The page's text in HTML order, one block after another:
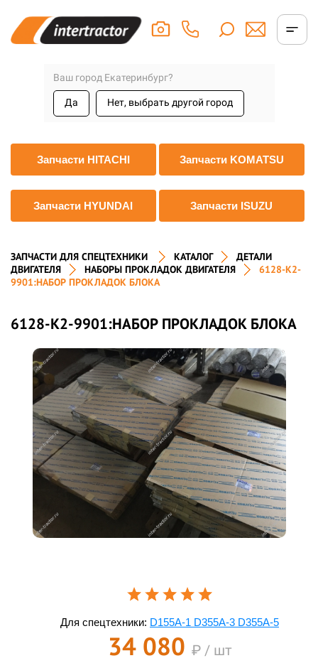
Ваш город Екатеринбург?
Да Нет, выбрать другой город
Запчасти HITACHI Запчасти KOMATSU
Запчасти HYUNDAI Запчасти ISUZU
ЗАПЧАСТИ ДЛЯ СПЕЦТЕХНИКИ КАТАЛОГ
ДЕТАЛИ
ДВИГАТЕЛЯ
НАБОРЫ ПРОКЛАДОК ДВИГАТЕЛЯ
6128-K2-
9901:НАБОР ПРОКЛАДОК БЛОКА
6128-K2-9901:НАБОР ПРОКЛАДОК БЛОКА
Для спецтехники: D155A-1 D355A-3 D355A-5
34 080 ₽ / шт